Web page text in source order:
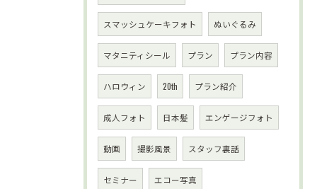
スマッシュケーキフォト ぬいぐるみ
マタニティシール プラン プラン内容
ハロウィン 20th プラン紹介
成人フォト 日本髪 エンゲージフォト
動画 撮影風景 スタッフ裏話
セミナー エコー写真